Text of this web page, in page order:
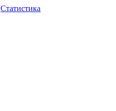
Статистика